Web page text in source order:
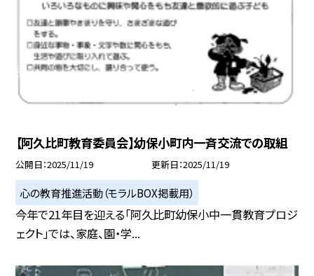
【阿久比町教育委員会】幼保小町内一斉交流での取組
公開日 2025/11/19 更新日 2025/11/19
心の教育推進活動（モラルBOX掲載用）
今年で21年目を迎える「阿久比町幼保小中一貫教育プロジ
ェクト」では、家庭、園・学...